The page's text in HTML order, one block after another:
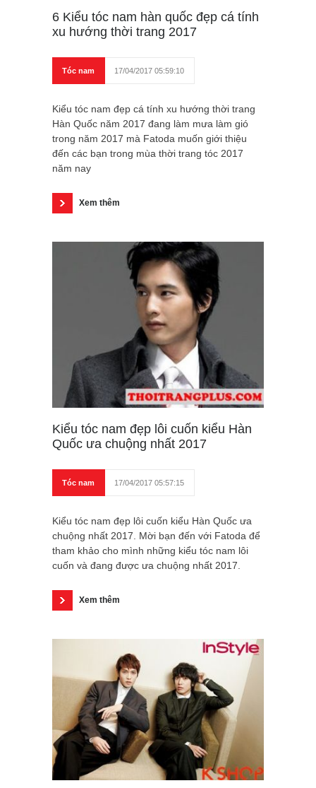
6 Kiểu tóc nam hàn quốc đẹp cá tính
xu hướng thời trang 2017
Tóc nam 17/04/2017 05:59:10
Kiểu tóc nam đẹp cá tính xu hướng thời trang
Hàn Quốc năm 2017 đang làm mưa làm gió
trong năm 2017 mà Fatoda muốn giới thiệu
đến các bạn trong mùa thời trang tóc 2017
năm nay
Xem thêm
Kiểu tóc nam đẹp lôi cuốn kiểu Hàn
Quốc ưa chuộng nhất 2017
Tóc nam 17/04/2017 05:57:15
Kiểu tóc nam đẹp lôi cuốn kiểu Hàn Quốc ưa
chuộng nhất 2017. Mời bạn đến với Fatoda để
tham khảo cho mình những kiểu tóc nam lôi
cuốn và đang được ưa chuộng nhất 2017.
Xem thêm